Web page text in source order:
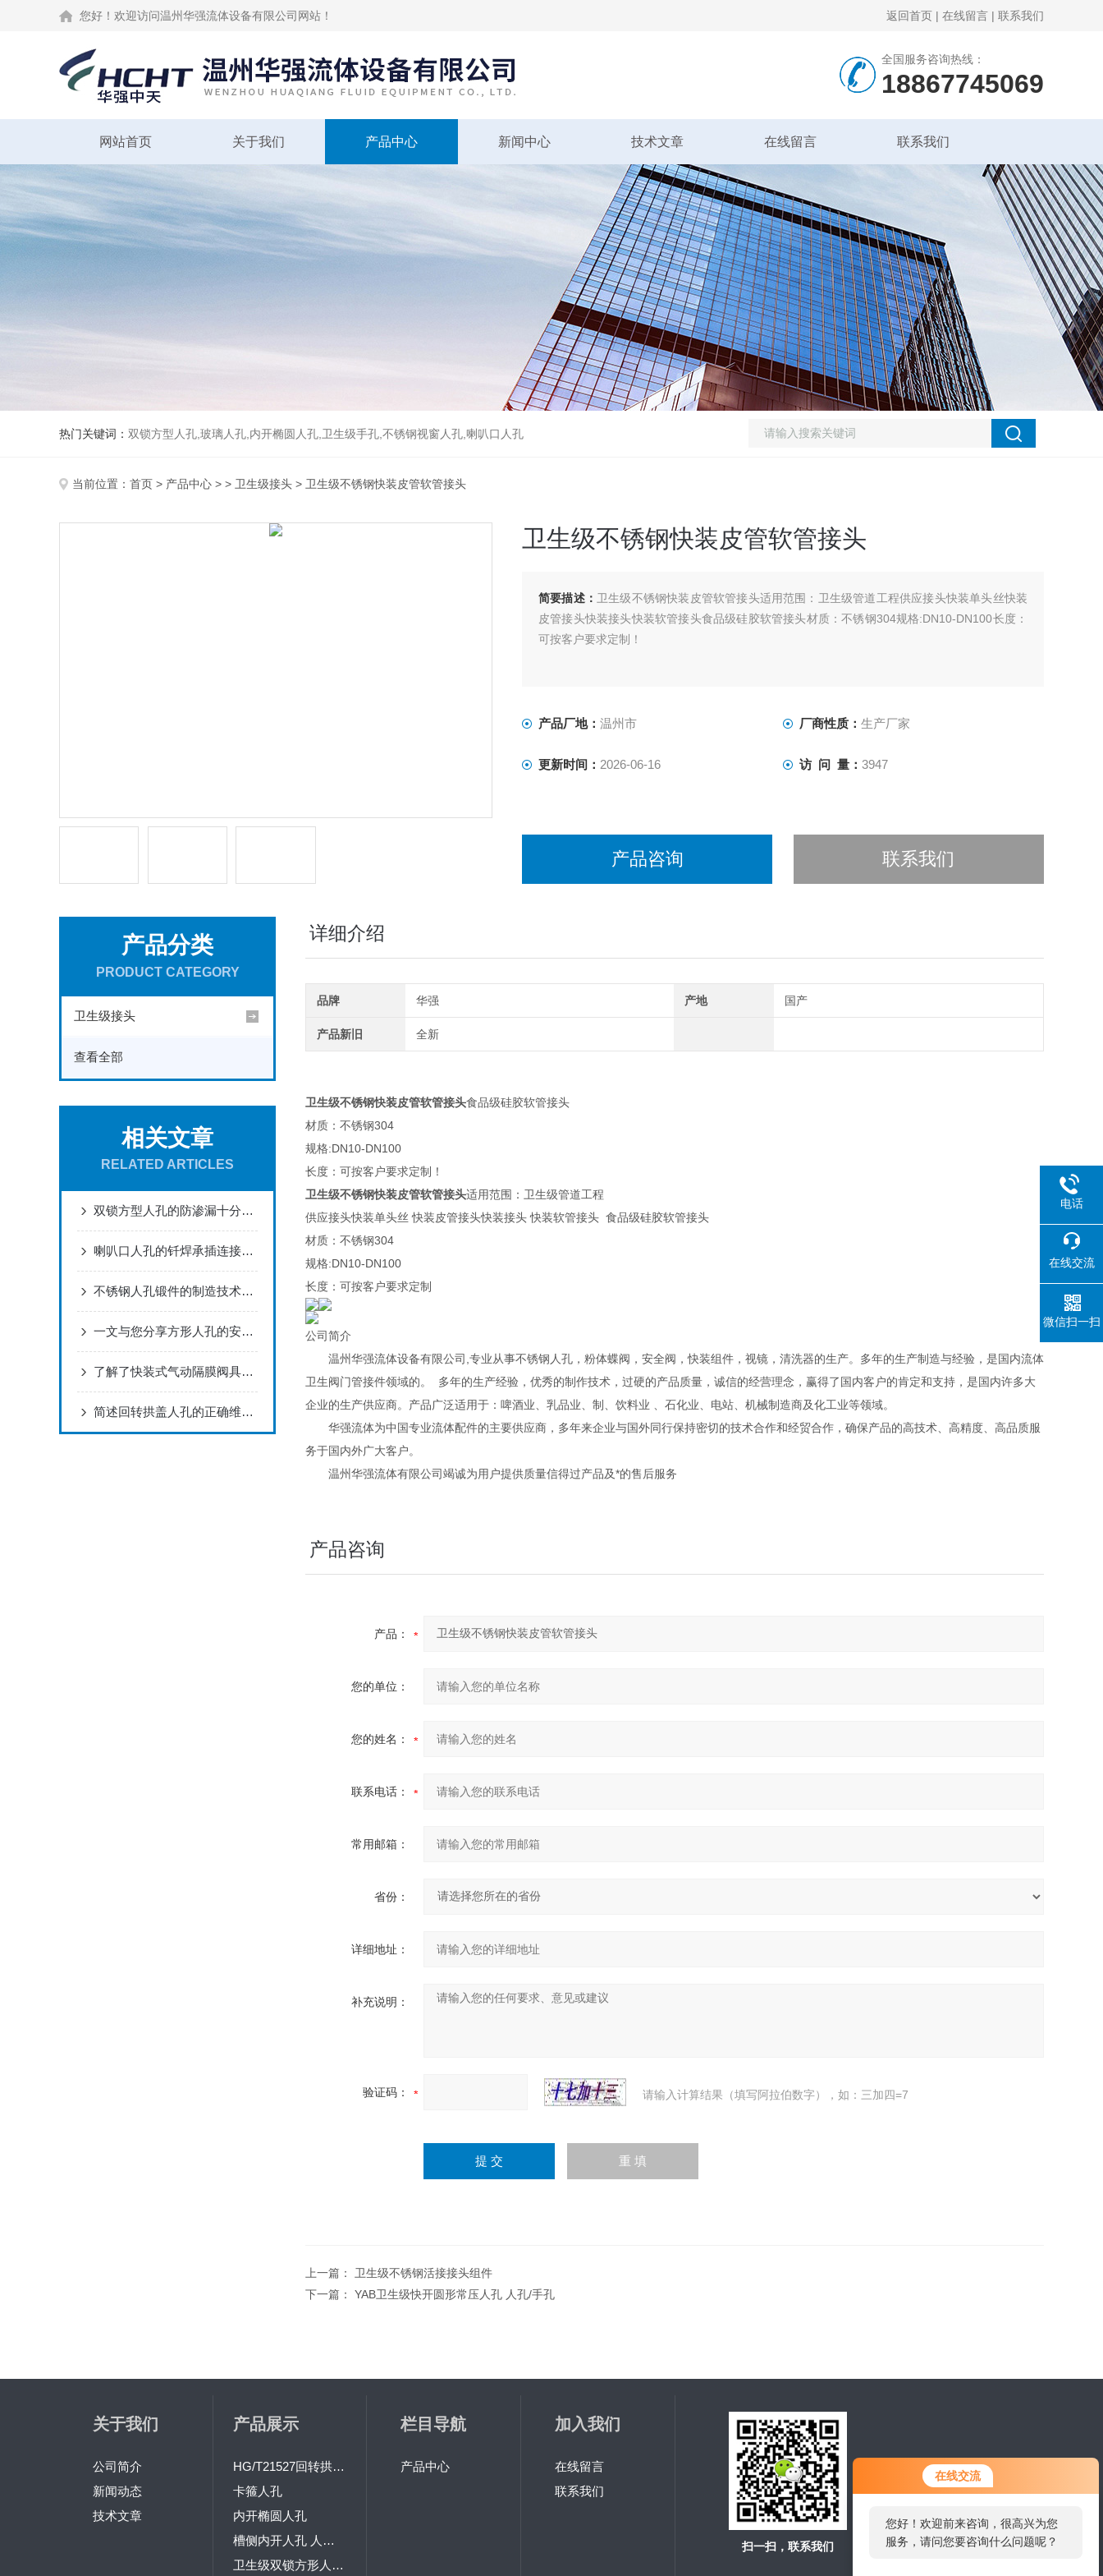
在线交流
您好！欢迎前来咨询，很高兴为您
服务，请问您要咨询什么问题呢？
您好！欢迎访问温州华强流体设备有限公司网站！ 返回首页 | 在线留言 | 联系我们
全国服务咨询热线：
18867745069
网站首页 关于我们 产品中心 新闻中心 技术文章 在线留言 联系我们
热门关键词： 双锁方型人孔,玻璃人孔,内开椭圆人孔,卫生级手孔,不锈钢视窗人孔,喇叭口人孔
当前位置： 首页 > 产品中心 > > 卫生级接头 > 卫生级不锈钢快装皮管软管接头
卫生级不锈钢快装皮管软管接头
简要描述： 卫生级不锈钢快装皮管软管接头适用范围：卫生级管道工程供应接头快装单头丝快装
皮管接头快装接头快装软管接头食品级硅胶软管接头材质：不锈钢304规格:DN10-DN100长度：
可按客户要求定制！
产品厂地： 温州市 厂商性质： 生产厂家
更新时间： 2026-06-16 访 问 量： 3947
产品咨询 联系我们
产品分类
PRODUCT CATEGORY
卫生级接头
查看全部
相关文章
RELATED ARTICLES
双锁方型人孔的防渗漏十分的重要
喇叭口人孔的钎焊承插连接方法您知道吗？
不锈钢人孔锻件的制造技术指标
一文与您分享方形人孔的安装方法
了解了快装式气动隔膜阀具备的功能才能更好的使用它
简述回转拱盖人孔的正确维护保养方法
详细介绍
品牌 华强 产地 国产
产品新旧 全新
卫生级不锈钢快装皮管软管接头食品级硅胶软管接头
材质：不锈钢304
规格:DN10-DN100
长度：可按客户要求定制！
卫生级不锈钢快装皮管软管接头适用范围：卫生级管道工程
供应接头快装单头丝 快装皮管接头快装接头 快装软管接头 食品级硅胶软管接头
材质：不锈钢304
规格:DN10-DN100
长度：可按客户要求定制
公司简介
温州华强流体设备有限公司,专业从事不锈钢人孔，粉体蝶阀，安全阀，快装组件，视镜，清洗器的生产。多年的生产制造与经验，是国内流体
卫生阀门管接件领域的。 多年的生产经验，优秀的制作技术，过硬的产品质量，诚信的经营理念，赢得了国内客户的肯定和支持，是国内许多大
企业的生产供应商。产品广泛适用于：啤酒业、乳品业、制、饮料业 、石化业、电站、机械制造商及化工业等领域。
华强流体为中国专业流体配件的主要供应商，多年来企业与国外同行保持密切的技术合作和经贸合作，确保产品的高技术、高精度、高品质服
务于国内外广大客户。
温州华强流体有限公司竭诚为用户提供质量信得过产品及*的售后服务
产品咨询
产品：
您的单位：
您的姓名：
联系电话：
常用邮箱：
省份：
详细地址：
补充说明：
验证码： 请输入计算结果（填写阿拉伯数字），如：三加四=7
上一篇： 卫生级不锈钢活接接头组件
下一篇： YAB卫生级快开圆形常压人孔 人孔/手孔
关于我们
公司简介
新闻动态
技术文章
产品展示
HG/T21527回转拱盖人孔
卡箍人孔
内开椭圆人孔
槽侧内开人孔 人孔/手孔
卫生级双锁方形人孔 人孔/手孔
栏目导航
产品中心
加入我们
在线留言
联系我们
扫一扫，联系我们
电话
在线交流
微信扫一扫